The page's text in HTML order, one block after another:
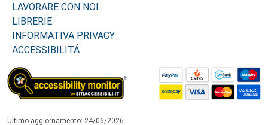
LAVORARE CON NOI
LIBRERIE
INFORMATIVA PRIVACY
ACCESSIBILITÁ
Ultimo aggiornamento: 24/06/2026